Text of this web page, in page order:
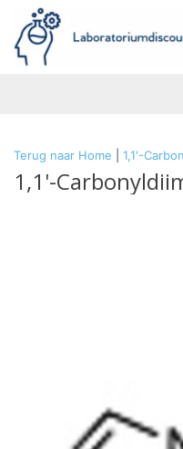
Terug naar Home 1,1'-
1,1'-